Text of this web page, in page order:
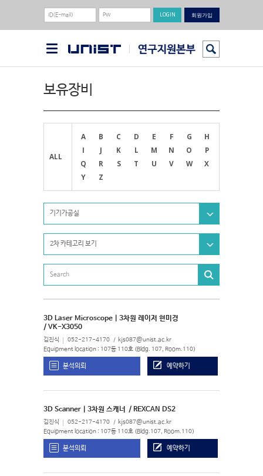
회원가입
보유장비
ALL
A B C D E F G
H
I
J K L M N O
P
Q
R S T U V W
X
Y
Z
기기가공실
2차 카테고리 보기
3D Laser Microscope | 3차원 레이저 현미경
/ VK-X3050
김진식 052-217-4170 kjs087@unist.ac.kr
Equipment location : 107동 110호 (Bldg. 107, Room.110)
분석의뢰 예약하기
3D Scanner | 3차원 스캐너 / REXCAN DS2
김진식 052-217-4170 kjs087@unist.ac.kr
Equipment location : 107동 110호 (Bldg.107, Room.110)
분석의뢰 예약하기